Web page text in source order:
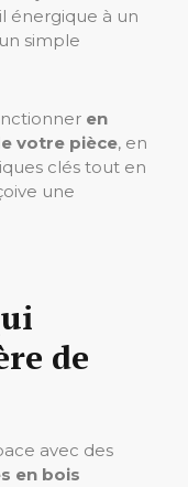
énergique à un
simple
en
votre pièce, en
clés tout en
une
de
avec des
en bois